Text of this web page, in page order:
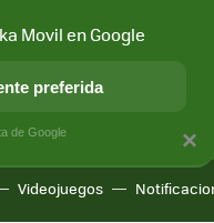
APLICACIONES
Videojuegos
×
Movil en Google
preferida
de Google